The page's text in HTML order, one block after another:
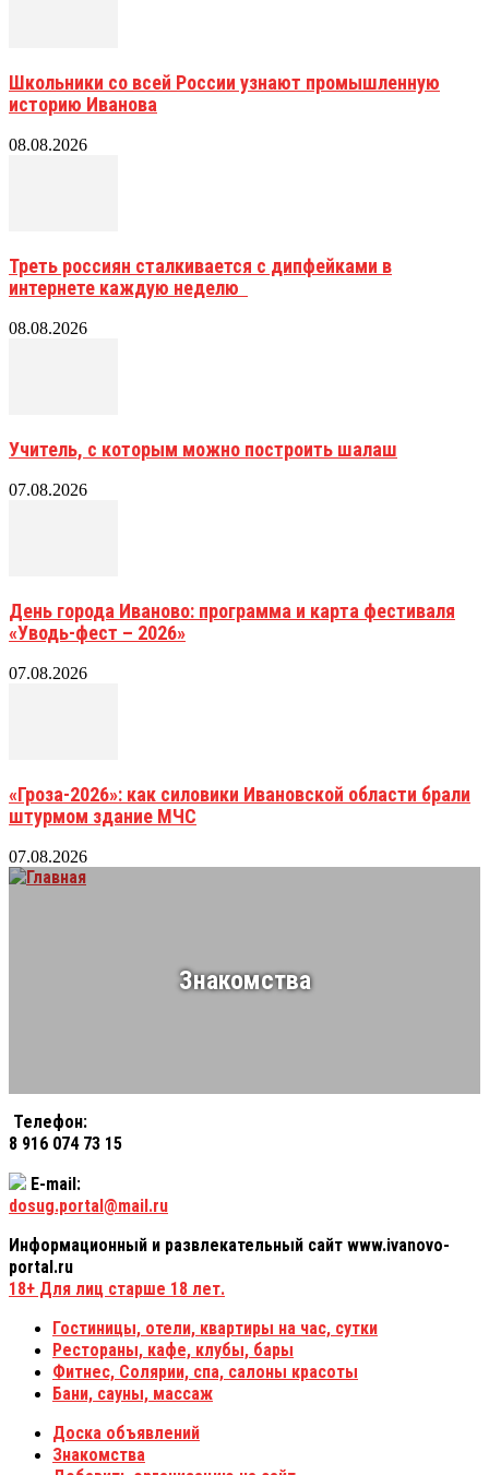
Школьники со всей России узнают промышленную
историю Иванова
08.08.2026
Треть россиян сталкивается с дипфейками в
интернете каждую неделю
08.08.2026
Учитель, с которым можно построить шалаш
07.08.2026
День города Иваново: программа и карта фестиваля
«Уводь-фест – 2026»
07.08.2026
«Гроза-2026»: как силовики Ивановской области брали
штурмом здание МЧС
07.08.2026
Знакомства
Телефон:
8 916 074 73 15
E-mail:
dosug.portal@mail.ru
Информационный и развлекательный сайт www.ivanovo-
portal.ru
18+ Для лиц старше 18 лет.
Гостиницы, отели, квартиры на час, сутки
Рестораны, кафе, клубы, бары
Фитнес, Солярии, спа, салоны красоты
Бани, сауны, массаж
Доска объявлений
Знакомства